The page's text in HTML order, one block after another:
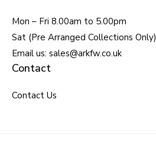
Mon – Fri 8.00am to 5.00pm
Sat (Pre Arranged Collections Only)
Email us: sales@arkfw.co.uk
Contact
Contact Us